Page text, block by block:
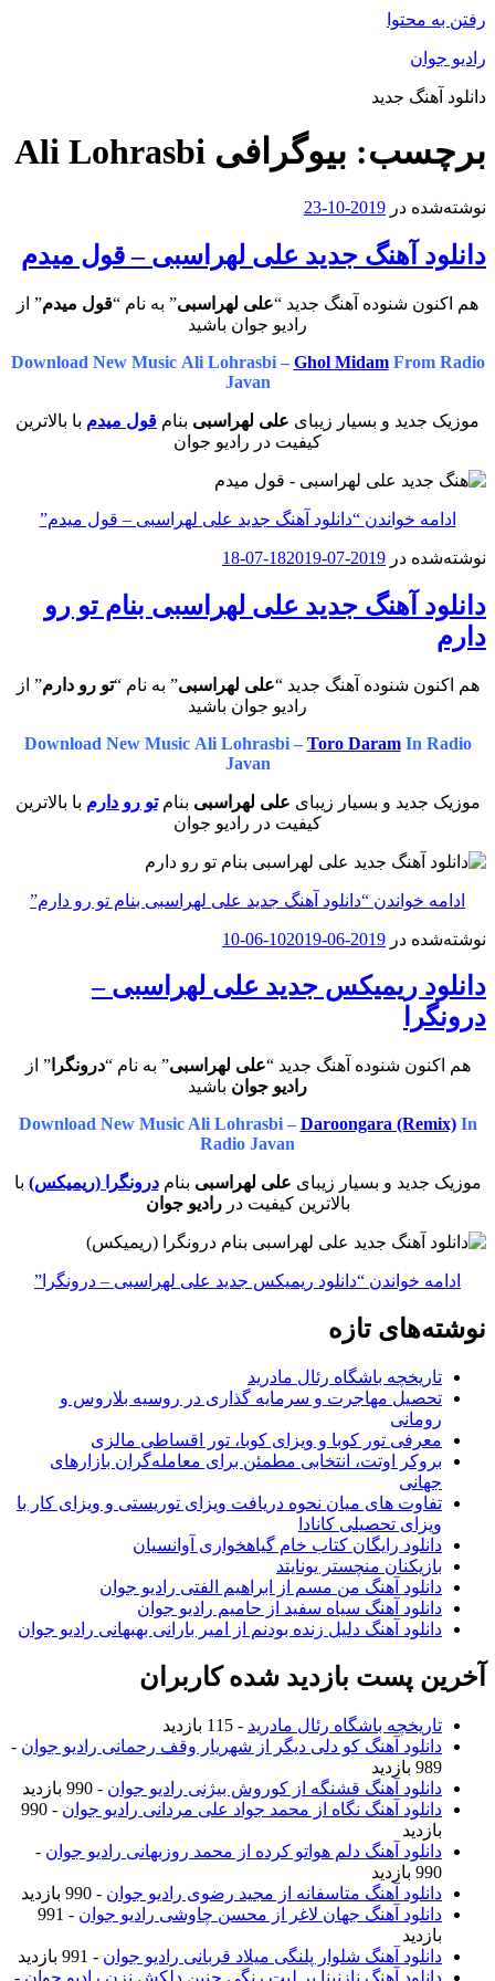
رفتن به محتوا
رادیو جوان
دانلود آهنگ جدید
برچسب: بیوگرافی Ali Lohrasbi
نوشته‌شده در 2019-10-23
دانلود آهنگ جدید علی لهراسبی – قول میدم
هم اکنون شنوده آهنگ جدید “علی لهراسبی” به نام “قول میدم” از
رادیو جوان باشید
Download New Music Ali Lohrasbi – Ghol MidamFrom Radio
Javan
موزیک جدید و بسیار زیبای علی لهراسبی بنام قول میدم با بالاترین
کیفیت در رادیو جوان
ادامه خواندن “دانلود آهنگ جدید علی لهراسبی – قول میدم”
نوشته‌شده در 2019-07-18
2019-07-18
دانلود آهنگ جدید علی لهراسبی بنام تو رو
دارم
هم اکنون شنوده آهنگ جدید “علی لهراسبی” به نام “تو رو دارم” از
رادیو جوان باشید
Download New Music Ali Lohrasbi – Toro DaramIn Radio
Javan
موزیک جدید و بسیار زیبای علی لهراسبی بنام تو رو دارم با بالاترین
کیفیت در رادیو جوان
ادامه خواندن “دانلود آهنگ جدید علی لهراسبی بنام تو رو دارم”
نوشته‌شده در 2019-06-10
2019-06-10
دانلود ریمیکس جدید علی لهراسبی –
درونگرا
هم اکنون شنوده آهنگ جدید “علی لهراسبی” به نام “درونگرا” از
رادیو جوان باشید
Download New Music Ali Lohrasbi – Daroongara (Remix)In
Radio Javan
موزیک جدید و بسیار زیبای علی لهراسبی بنام درونگرا (ریمیکس) با
بالاترین کیفیت دررادیو جوان
ادامه خواندن “دانلود ریمیکس جدید علی لهراسبی – درونگرا”
نوشته‌های تازه
تاریخچه باشگاه رئال مادرید
تحصیل مهاجرت و سرمایه گذاری در روسیه بلاروس و
رومانی
معرفی تور کوبا و ویزای کوبا، تور اقساطی مالزی
بروکر اوتت، انتخابی مطمئن برای معامله‌گران بازارهای
جهانی
تفاوت های میان نحوه دریافت ویزای توریستی و ویزای کار با
ویزای تحصیلی کانادا
دانلود رایگان کتاب خام گیاهخواری آوانسیان
بازیکنان منچستر یونایتد
دانلود آهنگ من مسم از ابراهیم الفتی رادیو جوان
دانلود آهنگ سیاه سفید از حامیم رادیو جوان
دانلود آهنگ دلیل زنده بودنم از امیر بارانی بهبهانی رادیو جوان
آخرین پست بازدید شده کاربران
تاریخچه باشگاه رئال مادرید - 115 بازدید
دانلود آهنگ کو دلی دیگر از شهریار وقف رحمانی رادیو جوان -
989 بازدید
دانلود آهنگ قشنگه از کوروش بیژنی رادیو جوان - 990 بازدید
دانلود آهنگ نگاه از محمد جواد علی مردانی رادیو جوان
- 990
بازدید
دانلود آهنگ دلم هواتو کرده از محمد روزبهانی رادیو جوان -
990 بازدید
دانلود آهنگ متاسفانه از مجید رضوی رادیو جوان - 990 بازدید
دانلود آهنگ جهان لاغر از محسن چاوشی رادیو جوان
- 991
بازدید
دانلود آهنگ شلوار پلنگی میلاد قربانی رادیو جوان - 991 بازدید
دانلود آهنگ نازنینا بر لبت رنگی چنین دلکش نزن رادیو جوان -